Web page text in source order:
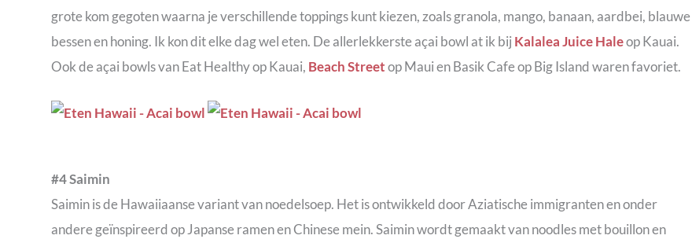
grote kom gegoten waarna je verschillende toppings kunt kiezen, zoals granola, mango, banaan, aardbei, blauwe
bessen en honing. Ik kon dit elke dag wel eten. De allerlekkerste açai bowl at ik bij Kalalea Juice Haleop Kauai.
Ook de açai bowls van Eat Healthy op Kauai, Beach Streetop Maui en Basik Cafe op Big Island waren favoriet.
#4 Saimin
Saimin is de Hawaiiaanse variant van noedelsoep. Het is ontwikkeld door Aziatische immigranten en onder
andere geïnspireerd op Japanse ramen en Chinese mein. Saimin wordt gemaakt van noodles met bouillon en